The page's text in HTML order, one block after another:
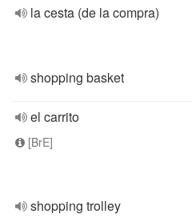
la cesta (de la compra)
shopping basket
el carrito
[BrE]
shopping trolley